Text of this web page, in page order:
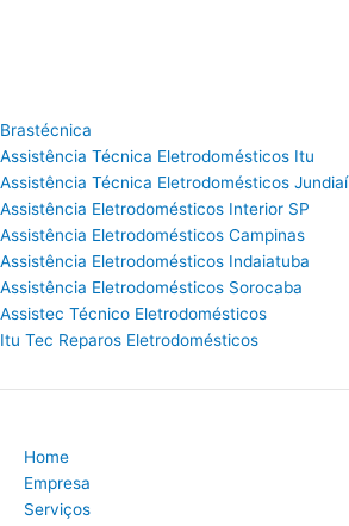
Brastécnica
Assistência Técnica Eletrodomésticos Itu
Assistência Técnica Eletrodomésticos Jundiaí
Assistência Eletrodomésticos Interior SP
Assistência Eletrodomésticos Campinas
Assistência Eletrodomésticos Indaiatuba
Assistência Eletrodomésticos Sorocaba
Assistec Técnico Eletrodomésticos
Itu Tec Reparos Eletrodomésticos
Home
Empresa
Serviços